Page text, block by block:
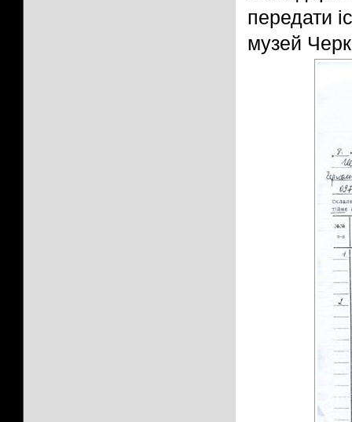
передати
музей